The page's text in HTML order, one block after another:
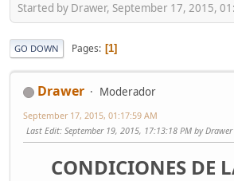
Started by Drawer, September 17, 2015,
GO DOWN Pages 1
Drawer Moderador
September 17, 2015, 01:17:59 AM
Last Edit: September 19, 2015, 17:13:18 PM by Drawer
CONDICIONES DE